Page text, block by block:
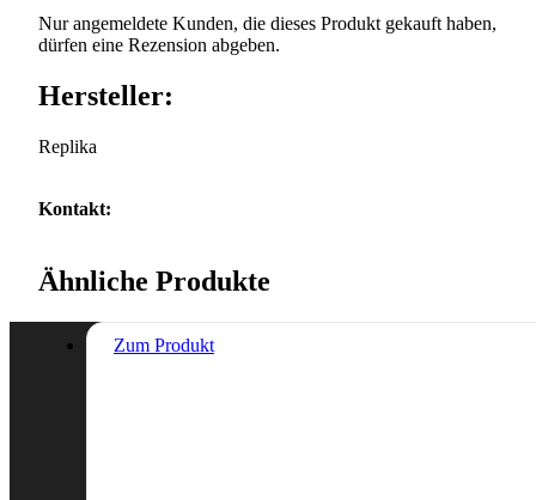
Nur angemeldete Kunden, die dieses Produkt gekauft haben,
dürfen eine Rezension abgeben.
Hersteller:
Replika
Kontakt:
Ähnliche Produkte
Zum Produkt